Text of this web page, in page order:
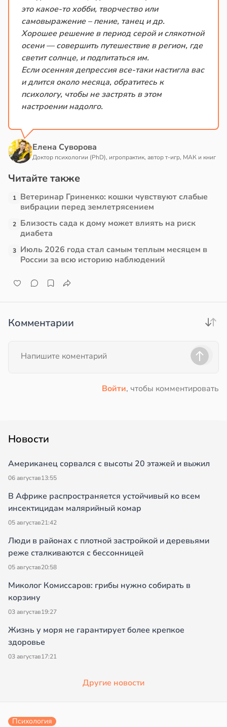
это какое-то хобби, творчество или
самовыражение – пение, танец и др.
Хорошее решение в период серой и слякотной
осени — совершить путешествие в регион, где
светит солнце, и подпитаться им.
Если осенняя депрессия все-таки настигла вас
и длится около месяца, обратитесь к
психологу, чтобы не застрять в этом
настроении надолго.
Елена Суворова
Доктор психологии (PhD), игропрактик, автор т-игр, МАК и книг
Читайте также
1 Ветеринар Гриненко: кошки чувствуют слабые
вибрации перед землетрясением
2 Близость сада к дому может влиять на риск
диабета
3 Июль 2026 года стал самым теплым месяцем в
России за всю историю наблюдений
Комментарии
Войти, чтобы комментировать
Новости
Американец сорвался с высоты 20 этажей и выжил
06 августав13:55
В Африке распространяется устойчивый ко всем
инсектицидам малярийный комар
05 августав21:42
Люди в районах с плотной застройкой и деревьями
реже сталкиваются с бессонницей
05 августав20:58
Миколог Комиссаров: грибы нужно собирать в
корзину
03 августав19:27
Жизнь у моря не гарантирует более крепкое
здоровье
03 августав17:21
Другие новости
Психология